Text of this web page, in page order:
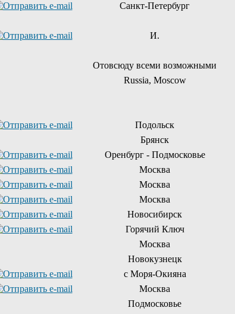
Санкт-Петербург
И.
Отовсюду всеми возможными
Russia, Moscow
Подольск
Брянск
Оренбург - Подмосковье
Москва
Москва
Москва
Новосибирск
Горячий Ключ
Москва
Новокузнецк
с Моря-Окияна
Москва
Подмосковье